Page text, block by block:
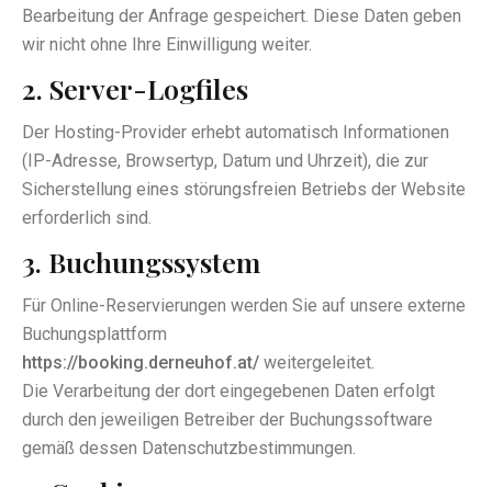
Bearbeitung der Anfrage gespeichert. Diese Daten geben
wir nicht ohne Ihre Einwilligung weiter.
2. Server-Logfiles
Der Hosting-Provider erhebt automatisch Informationen
(IP-Adresse, Browsertyp, Datum und Uhrzeit), die zur
Sicherstellung eines störungsfreien Betriebs der Website
erforderlich sind.
3. Buchungssystem
Für Online-Reservierungen werden Sie auf unsere externe
Buchungsplattform
https://booking.derneuhof.at/ weitergeleitet.
Die Verarbeitung der dort eingegebenen Daten erfolgt
durch den jeweiligen Betreiber der Buchungssoftware
gemäß dessen Datenschutzbestimmungen.